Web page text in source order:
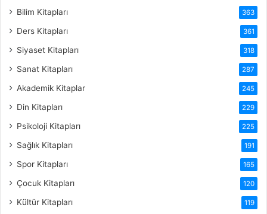
Bilim Kitapları 363
Ders Kitapları 361
Siyaset Kitapları 318
Sanat Kitapları 287
Akademik Kitaplar 245
Din Kitapları 229
Psikoloji Kitapları 225
Sağlık Kitapları 191
Spor Kitapları 165
Çocuk Kitapları 120
Kültür Kitapları 119